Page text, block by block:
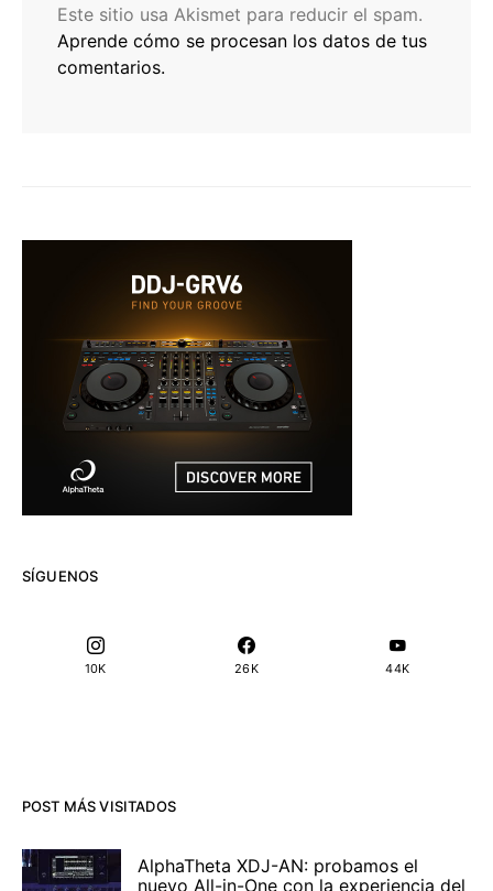
Este sitio usa Akismet para reducir el spam.
Aprende cómo se procesan los datos de tus
comentarios.
SÍGUENOS
10K 26K 44K
POST MÁS VISITADOS
AlphaTheta XDJ-AN: probamos el
nuevo All-in-One con la experiencia del